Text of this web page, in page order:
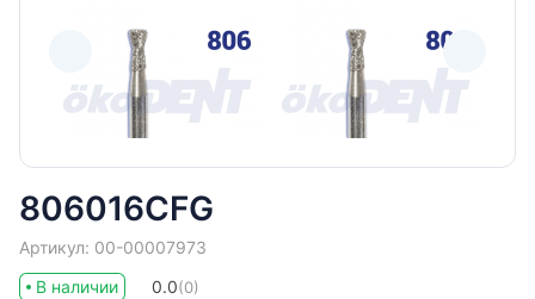
806016CFG
Артикул: 00-00007973
В наличии
0.0(0)